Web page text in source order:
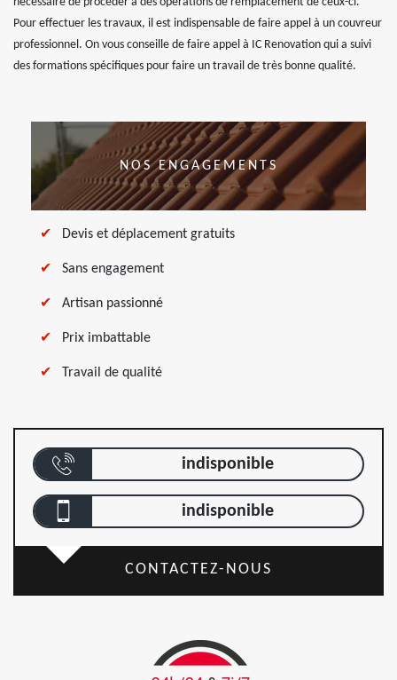
Pour effectuer les travaux, il est indispensable de faire appel à un couvreur
professionnel. On vous conseille de faire appel à IC Renovation qui a suivi
des formations spécifiques pour faire un travail de très bonne qualité.
NOS ENGAGEMENTS
Devis et déplacement gratuits
Sans engagement
Artisan passionné
Prix imbattable
Travail de qualité
indisponible
indisponible
CONTACTEZ-NOUS